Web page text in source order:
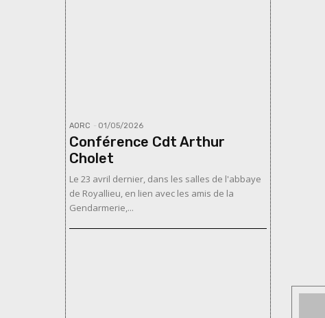
AORC - 01/05/2026
Conférence Cdt Arthur
Cholet
Le 23 avril dernier, dans les salles de l'abbaye
de Royallieu, en lien avec les amis de la
Gendarmerie,...